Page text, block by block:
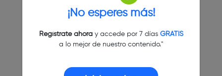
¡No esperes más!
Regístrate ahoray accede por 7 días GRATIS
a lo mejor de nuestro contenido."